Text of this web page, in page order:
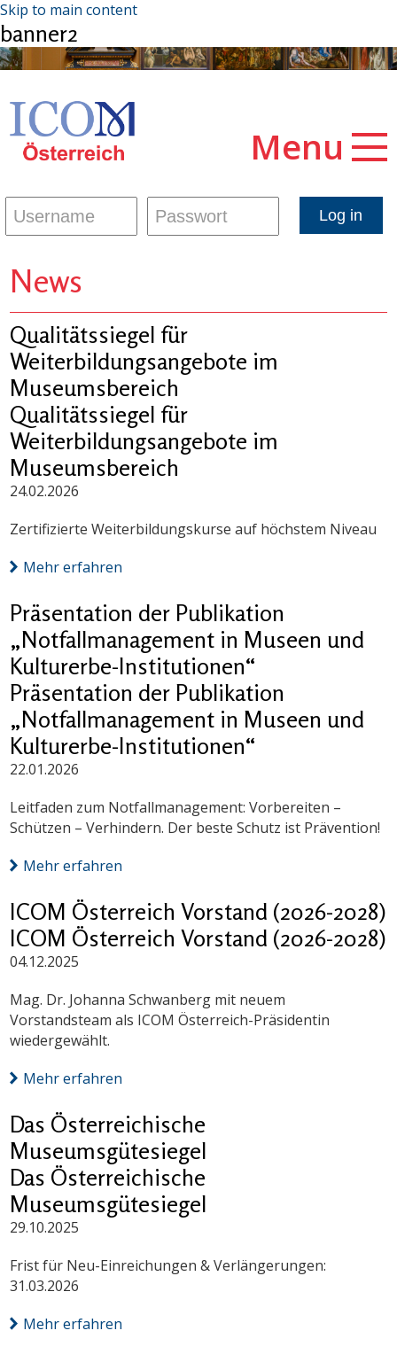
Skip to main content
banner2
Menu
News
Qualitätssiegel für
Weiterbildungsangebote im
Museumsbereich
Qualitätssiegel für
Weiterbildungsangebote im
Museumsbereich
24.02.2026
Zertifizierte Weiterbildungskurse auf höchstem Niveau
Mehr erfahren
Präsentation der Publikation
„Notfallmanagement in Museen und
Kulturerbe-Institutionen“
Präsentation der Publikation
„Notfallmanagement in Museen und
Kulturerbe-Institutionen“
22.01.2026
Leitfaden zum Notfallmanagement: Vorbereiten –
Schützen – Verhindern. Der beste Schutz ist Prävention!
Mehr erfahren
ICOM Österreich Vorstand (2026-2028)
ICOM Österreich Vorstand (2026-2028)
04.12.2025
Mag. Dr. Johanna Schwanberg mit neuem
Vorstandsteam als ICOM Österreich-Präsidentin
wiedergewählt.
Mehr erfahren
Das Österreichische
Museumsgütesiegel
Das Österreichische
Museumsgütesiegel
29.10.2025
Frist für Neu-Einreichungen & Verlängerungen:
31.03.2026
Mehr erfahren